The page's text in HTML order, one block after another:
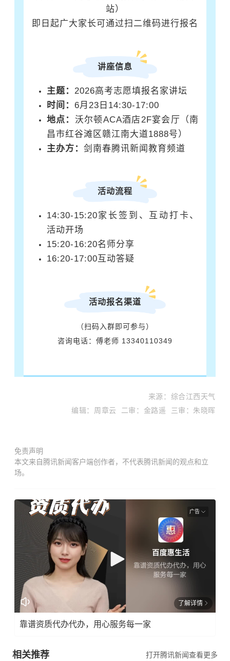
站）
即日起广大家长可通过扫二维码进行报名
讲座信息
主题： 2026高考志愿填报名家讲坛
时间： 6月23日14:30-17:00
地点： 沃尔顿ACA酒店2F宴会厅（南
昌市红谷滩区赣江南大道1888号）
主办方： 剑南春腾讯新闻教育频道
活动流程
14:30-15:20家长签到、互动打卡、
活动开场
15:20-16:20名师分享
16:20-17:00互动答疑
活动报名渠道
（扫码入群即可参与）
咨询电话：傅老师 13340110349
来源 ：综合江西天气
编辑：周章云 二审：金路遥 三审：朱晓晖
免责声明
本文来自腾讯新闻客户端创作者，不代表腾讯新闻的观点和立
场。
广告
了解详情
靠谱资质代办代办，用心服务每一家
相关推荐 打开腾讯新闻查看更多